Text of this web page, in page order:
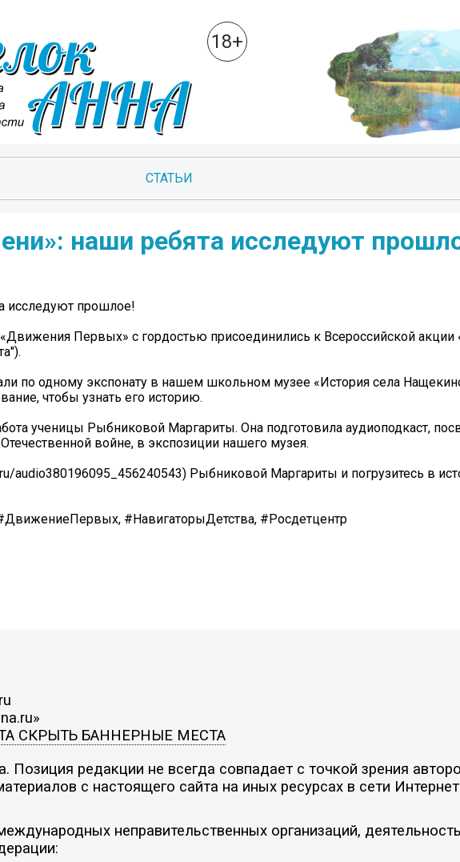
18+
СТАТЬИ
наши ребята исследуют
исследуют прошлое!
Первых» с гордостью присоединились к Всероссийской акции
по одному экспонату в нашем школьном музее «История села
чтобы узнать его историю.
ученицы Рыбниковой Маргариты. Она подготовила аудиоподкаст,
войне, в экспозиции нашего музея.
audio380196095_456240543) Рыбниковой Маргариты и погрузитесь в
#НавигаторыДетства, #Росдетцентр
СКРЫТЬ БАННЕРНЫЕ МЕСТА
редакции не всегда совпадает с точкой зрения
с настоящего сайта на иных ресурсах в сети
неправительственных организаций,